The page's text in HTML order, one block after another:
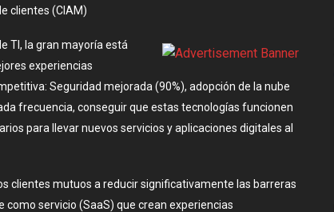
clientes (CIAM)
TI, la gran mayoría está
experiencias
Seguridad mejorada (90%), adopción de la nube
frecuencia, conseguir que estas tecnologías funcionen
para llevar nuevos servicios y aplicaciones digitales al
clientes mutuos a reducir significativamente las barreras
servicio (SaaS) que crean experiencias